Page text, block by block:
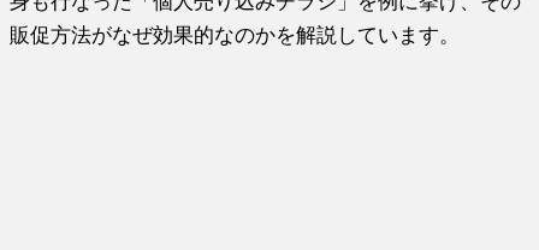
販促方法がなぜ効果的なのかを解説しています。